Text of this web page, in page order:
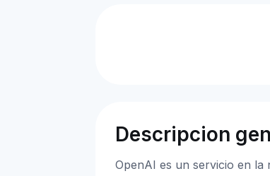
Descripcion
OpenAI es un servicio en la